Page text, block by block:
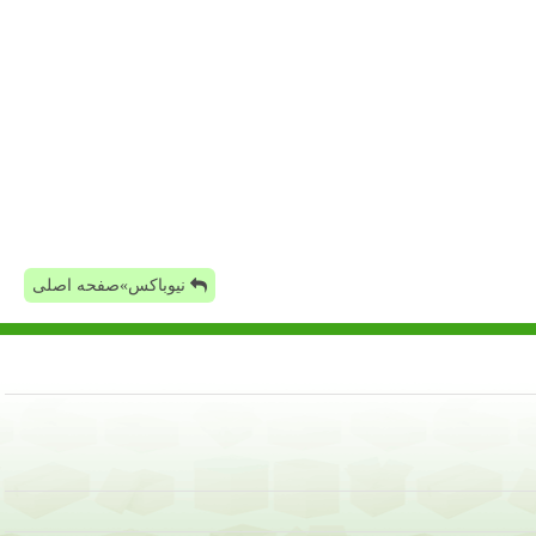
نیوباکس»صفحه اصلی